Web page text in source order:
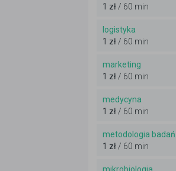
1 zł / 60 min
logistyka
1 zł / 60 min
marketing
1 zł / 60 min
medycyna
1 zł / 60 min
metodologia badań
1 zł / 60 min